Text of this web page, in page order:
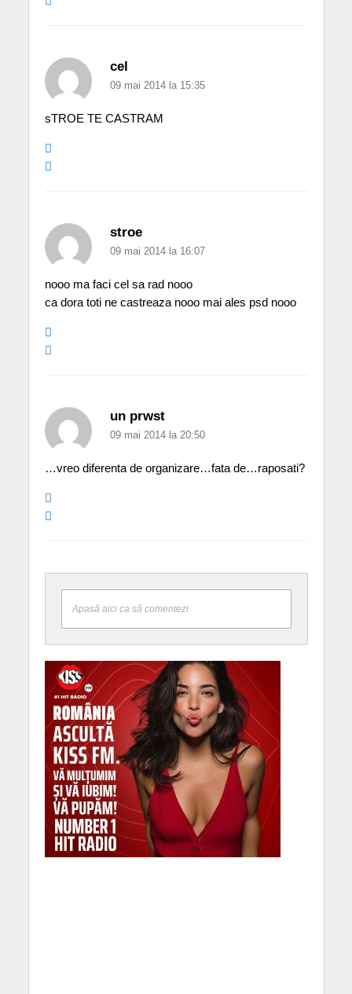
cel
09 mai 2014 la 15:35
sTROE TE CASTRAM
stroe
09 mai 2014 la 16:07
nooo ma faci cel sa rad nooo
ca dora toti ne castreaza nooo mai ales psd nooo
un prwst
09 mai 2014 la 20:50
…vreo diferenta de organizare…fata de…raposati?
Apasă aici ca să comentezi